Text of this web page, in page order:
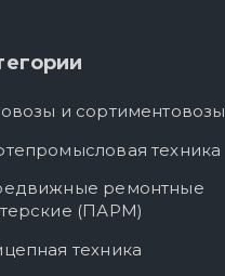
и сортиментовозы
техника
ремонтные
(ПАРМ)
техника